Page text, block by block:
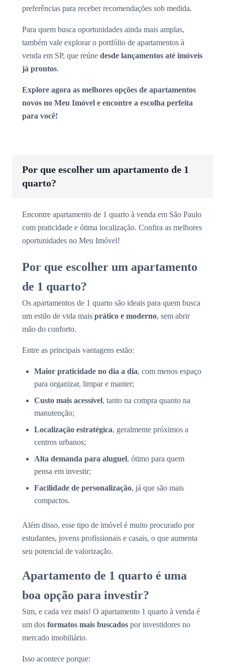
preferências para receber recomendações sob medida.
Para quem busca oportunidades ainda mais amplas,
também vale explorar o portfólio de apartamentos à
venda em SP, que reúne desde lançamentos até imóveis
já prontos.
Explore agora as melhores opções de apartamentos
novos no Meu Imóvel e encontre a escolha perfeita
para você!
Por que escolher um apartamento de 1
quarto?
Encontre apartamento de 1 quarto à venda em São Paulo
com praticidade e ótima localização. Confira as melhores
oportunidades no Meu Imóvel!
Por que escolher um apartamento
de 1 quarto?
Os apartamentos de 1 quarto são ideais para quem busca
um estilo de vida mais prático e moderno, sem abrir
mão do conforto.
Entre as principais vantagens estão:
Maior praticidade no dia a dia, com menos espaço
para organizar, limpar e manter;
Custo mais acessível, tanto na compra quanto na
manutenção;
Localização estratégica, geralmente próximos a
centros urbanos;
Alta demanda para aluguel, ótimo para quem
pensa em investir;
Facilidade de personalização, já que são mais
compactos.
Além disso, esse tipo de imóvel é muito procurado por
estudantes, jovens profissionais e casais, o que aumenta
seu potencial de valorização.
Apartamento de 1 quarto é uma
boa opção para investir?
Sim, e cada vez mais! O apartamento 1 quarto à venda é
um dos formatos mais buscados por investidores no
mercado imobiliário.
Isso acontece porque: